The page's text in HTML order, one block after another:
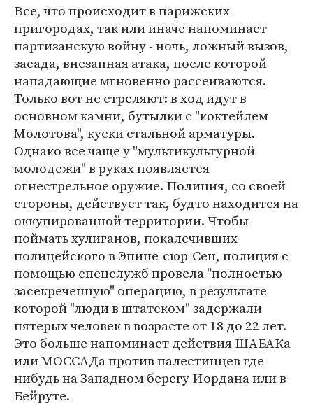
Все, что происходит в парижских
пригородах, так или иначе напоминает
партизанскую войну - ночь, ложный вызов,
засада, внезапная атака, после которой
нападающие мгновенно рассеиваются.
Только вот не стреляют: в ход идут в
основном камни, бутылки с "коктейлем
Молотова", куски стальной арматуры.
Однако все чаще у "мультикультурной
молодежи" в руках появляется
огнестрельное оружие. Полиция, со своей
стороны, действует так, будто находится на
оккупированной территории. Чтобы
поймать хулиганов, покалечивших
полицейского в Эпине-сюр-Сен, полиция с
помощью спецслужб провела "полностью
засекреченную" операцию, в результате
которой "люди в штатском" задержали
пятерых человек в возрасте от 18 до 22 лет.
Это больше напоминает действия ШАБАКа
или МОССАДа против палестинцев где-
нибудь на Западном берегу Иордана или в
Бейруте.